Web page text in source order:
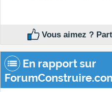
Vous aimez ?
En rapport sur